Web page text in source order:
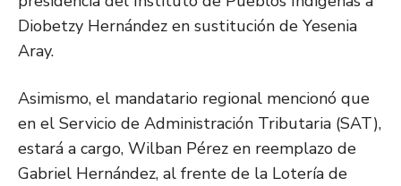
Diobetzy Hernández en sustitución de Yesenia
Aray.
Asimismo, el mandatario regional mencionó que
en el Servicio de Administración Tributaria (SAT),
estará a cargo, Wilban Pérez en reemplazo de
Gabriel Hernández, al frente de la Lotería de